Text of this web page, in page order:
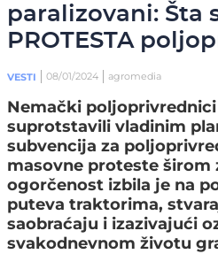
paralizovani: Šta
PROTESTA
VESTI 08/01/2024 agromedia
Nemački
suprotstavili vladinim
subvencija za
masovne proteste širom
ogorčenost izbila je na
puteva traktorima,
saobraćaju i izazivajući
svakodnevnom životu